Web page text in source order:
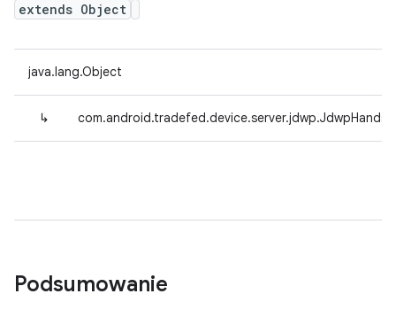
extends Object
java.lang.Object
↳
Podsumowanie